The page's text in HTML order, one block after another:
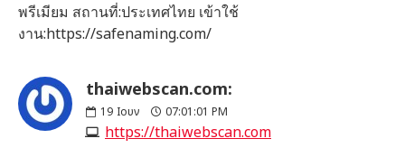
พรีเมียม สถานที่:ประเทศไทย เข้าใช้
งาน:https://safenaming.com/
thaiwebscan.com:
19 Ιουν 07:01:01 PM
https://thaiwebscan.com